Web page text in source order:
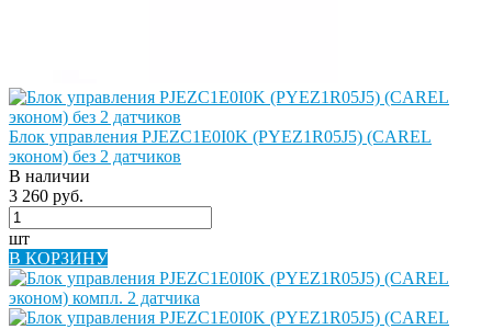
Блок управления PJEZC1E0I0K (PYEZ1R05J5) (CAREL
эконом) без 2 датчиков
В наличии
3 260 руб.
шт
В КОРЗИНУ